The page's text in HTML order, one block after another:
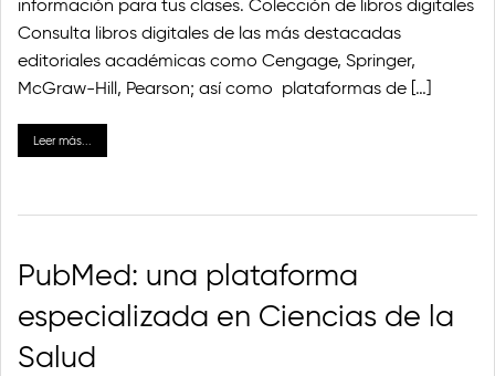
información para tus clases. Colección de libros digitales
Consulta libros digitales de las más destacadas
editoriales académicas como Cengage, Springer,
McGraw-Hill, Pearson; así como plataformas de […]
Leer más...
PubMed: una plataforma
especializada en Ciencias de la
Salud